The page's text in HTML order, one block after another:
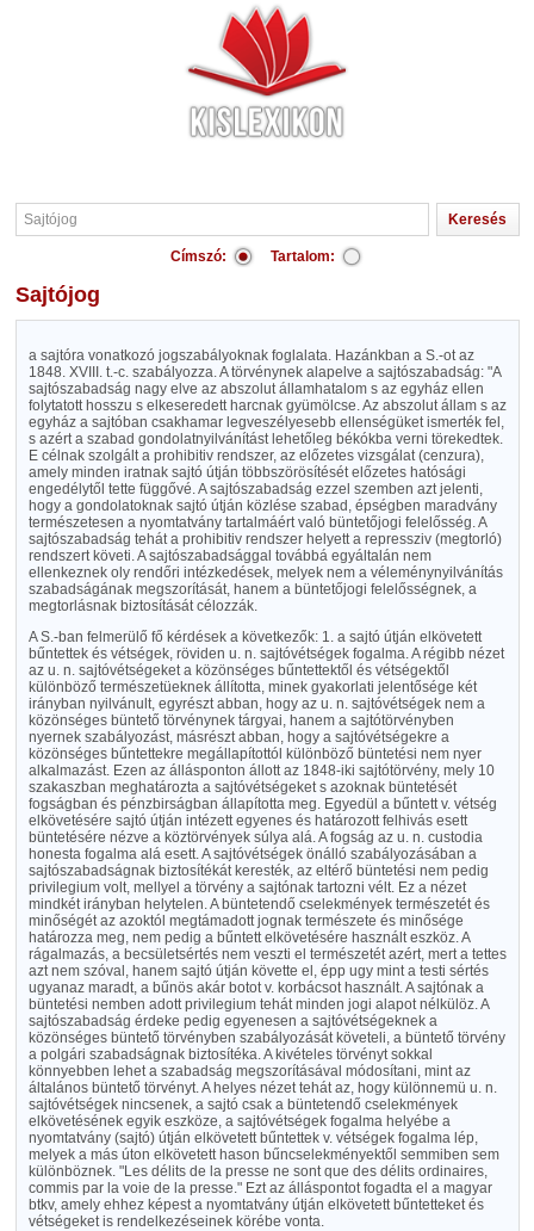
Címszó: Tartalom:
Sajtójog
a sajtóra vonatkozó jogszabályoknak foglalata. Hazánkban a S.-ot az
1848. XVIII. t.-c. szabályozza. A törvénynek alapelve a sajtószabadság: "A
sajtószabadság nagy elve az abszolut államhatalom s az egyház ellen
folytatott hosszu s elkeseredett harcnak gyümölcse. Az abszolut állam s az
egyház a sajtóban csakhamar legveszélyesebb ellenségüket ismerték fel,
s azért a szabad gondolatnyilvánítást lehetőleg békókba verni törekedtek.
E célnak szolgált a prohibitiv rendszer, az előzetes vizsgálat (cenzura),
amely minden iratnak sajtó útján többszörösítését előzetes hatósági
engedélytől tette függővé. A sajtószabadság ezzel szemben azt jelenti,
hogy a gondolatoknak sajtó útján közlése szabad, épségben maradvány
természetesen a nyomtatvány tartalmáért való büntetőjogi felelősség. A
sajtószabadság tehát a prohibitiv rendszer helyett a repressziv (megtorló)
rendszert követi. A sajtószabadsággal továbbá egyáltalán nem
ellenkeznek oly rendőri intézkedések, melyek nem a véleménynyilvánítás
szabadságának megszorítását, hanem a büntetőjogi felelősségnek, a
megtorlásnak biztosítását célozzák.
A S.-ban felmerülő fő kérdések a következők: 1. a sajtó útján elkövetett
bűntettek és vétségek, röviden u. n. sajtóvétségek fogalma. A régibb nézet
az u. n. sajtóvétségeket a közönséges bűntettektől és vétségektől
különböző természetüeknek állította, minek gyakorlati jelentősége két
irányban nyilvánult, egyrészt abban, hogy az u. n. sajtóvétségek nem a
közönséges büntető törvénynek tárgyai, hanem a sajtótörvényben
nyernek szabályozást, másrészt abban, hogy a sajtóvétségekre a
közönséges bűntettekre megállapítottól különböző büntetési nem nyer
alkalmazást. Ezen az állásponton állott az 1848-iki sajtótörvény, mely 10
szakaszban meghatározta a sajtóvétségeket s azoknak büntetését
fogságban és pénzbirságban állapította meg. Egyedül a bűntett v. vétség
elkövetésére sajtó útján intézett egyenes és határozott felhivás esett
büntetésére nézve a köztörvények súlya alá. A fogság az u. n. custodia
honesta fogalma alá esett. A sajtóvétségek önálló szabályozásában a
sajtószabadságnak biztosítékát keresték, az eltérő büntetési nem pedig
privilegium volt, mellyel a törvény a sajtónak tartozni vélt. Ez a nézet
mindkét irányban helytelen. A büntetendő cselekmények természetét és
minőségét az azoktól megtámadott jognak természete és minősége
határozza meg, nem pedig a bűntett elkövetésére használt eszköz. A
rágalmazás, a becsületsértés nem veszti el természetét azért, mert a tettes
azt nem szóval, hanem sajtó útján követte el, épp ugy mint a testi sértés
ugyanaz maradt, a bűnös akár botot v. korbácsot használt. A sajtónak a
büntetési nemben adott privilegium tehát minden jogi alapot nélkülöz. A
sajtószabadság érdeke pedig egyenesen a sajtóvétségeknek a
közönséges büntető törvényben szabályozását követeli, a büntető törvény
a polgári szabadságnak biztosítéka. A kivételes törvényt sokkal
könnyebben lehet a szabadság megszorításával módosítani, mint az
általános büntető törvényt. A helyes nézet tehát az, hogy különnemü u. n.
sajtóvétségek nincsenek, a sajtó csak a büntetendő cselekmények
elkövetésének egyik eszköze, a sajtóvétségek fogalma helyébe a
nyomtatvány (sajtó) útján elkövetett bűntettek v. vétségek fogalma lép,
melyek a más úton elkövetett hason bűncselekményektől semmiben sem
különböznek. "Les délits de la presse ne sont que des délits ordinaires,
commis par la voie de la presse." Ezt az álláspontot fogadta el a magyar
btkv, amely ehhez képest a nyomtatvány útján elkövetett bűntetteket és
vétségeket is rendelkezéseinek körébe vonta.